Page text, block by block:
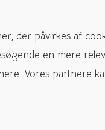
der påvirkes af
en mere
Vores partnere